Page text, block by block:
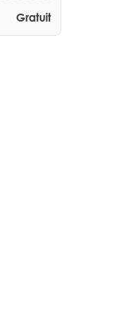
Gratuit